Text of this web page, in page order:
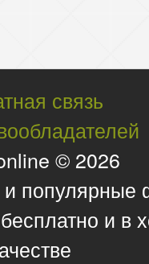
связь
© 2026
и в